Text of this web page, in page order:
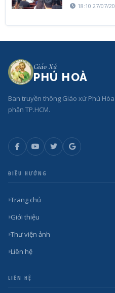
18:10 27/07/
Giáo Xứ
PHÚ HOÀ
Ban truyền thông Giáo xứ Phú
phận TP.HCM.
ĐIỀU HƯỚNG
Trang chủ
Giới thiệu
Thư viện ảnh
Liên hệ
LIÊN HỆ